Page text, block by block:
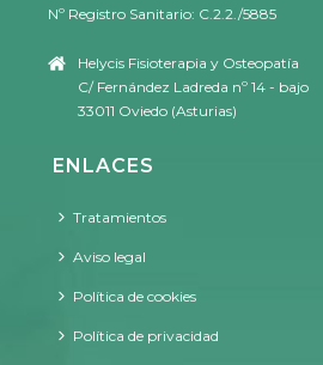
Nº Registro Sanitario: C.2.2./5885
Helycis Fisioterapia y Osteopatía
C/ Fernández Ladreda nº 14 - bajo
33011 Oviedo (Asturias)
ENLACES
Tratamientos
Aviso legal
Política de cookies
Política de privacidad